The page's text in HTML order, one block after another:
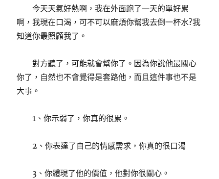
今天天氣好熱啊，我在外面跑了一天的單好累
啊，我現在口渴，可不可以麻煩你幫我去倒一杯水?我
知道你最照顧我了。
對方聽了，可能就會幫你了。因為你說他最關心
你了，自然也不會覺得是套路他，而且這件事也不是
大事。
1、你示弱了，你真的很累。
2、你表達了自己的情感需求，你真的很口渴
3、你體現了他的價值，他對你很關心。